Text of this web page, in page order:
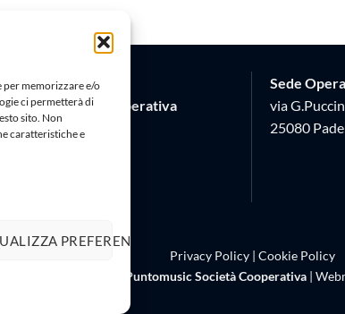
memorizzare e/o
ci permetterà di
sito. Non
caratteristiche e
PREFERENZE
Legale
Società Cooperativa
Rota 17
Sede
via
25080
Privacy Policy| Cookie Policy
Puntomusic Società Cooperativa |